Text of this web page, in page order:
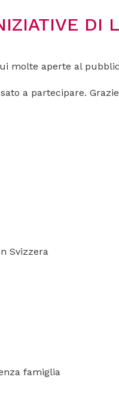
DI
molte aperte al
a partecipare.
Svizzera
famiglia